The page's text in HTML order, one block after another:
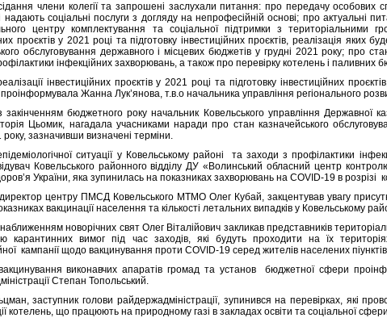
члени колегії та запрошені заслухали питання: про передачу особових
надають соціальні послуги з догляду на непрофесійній основі; про актуальні
центру комплектування та соціальної підтримки з територіальними
проєктів у 2021 році та підготовку інвестиційних проєктів, реалізація яких
обслуговування державного і місцевих бюджетів у грудні 2021 року; про
інфекційних захворювань, а також про перевірку котелень і паливних
інвестиційних проєктів у 2021 році та підготовку інвестиційних
Жанна Лук’янова, т.в.о начальника управління регіонального
закінченням бюджетного року начальник Ковельського управління Державної
Цьомик, нагадала учасниками наради про стан казначейського
року, зазначивши визначені терміни.
ситуації у Ковельському районі та заходи з профілактики
Ковельського районного відділу ДУ «Волинський обласний центр
України, яка зупинилась на показниках захворювань на COVID-19 в розрізі
центру ПМСД Ковельського МТМО Олег Кубай, закцентував увагу
вакцинації населення та кількості летальних випадків у Ковельському
наближенням новорічних свят Олег Віталійович закликав представників
карантинних вимог під час заходів, які будуть проходити на їх
кампанії щодо вакцинування проти COVID-19 серед жителів населених
виконавчих апаратів громад та установ бюджетної сфери
Степан Топольський.
заступник голови райдержадміністрації, зупинився на перевірках, які
котелень, що працюють на природному газі в закладах освіти та соціальної